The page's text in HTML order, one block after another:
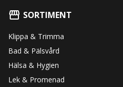
SORTIMENT
Klippa & Trimma
Bad & Pälsvård
Hälsa & Hygien
Lek & Promenad